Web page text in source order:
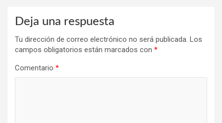
Deja una respuesta
Tu dirección de correo electrónico no será publicada. Los
campos obligatorios están marcados con *
Comentario *